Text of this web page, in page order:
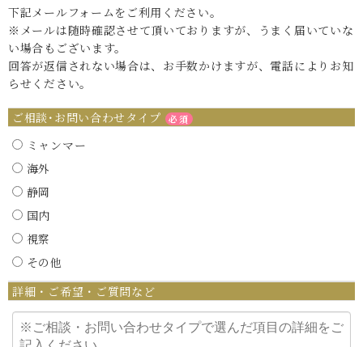
下記メールフォームをご利用ください。
※メールは随時確認させて頂いておりますが、うまく届いていな
い場合もございます。
回答が返信されない場合は、お手数かけますが、電話によりお知
らせください。
ご相談･お問い合わせタイプ 必須
ミャンマー
海外
静岡
国内
視察
その他
詳細・ご希望・ご質問など